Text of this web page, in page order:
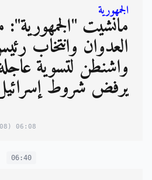
الجمهورية
مانشيت
العدوان وانتخاب
واشنطن لتسوية
يرفض شروط
06:08
(04:08 in your timezone)
06:40